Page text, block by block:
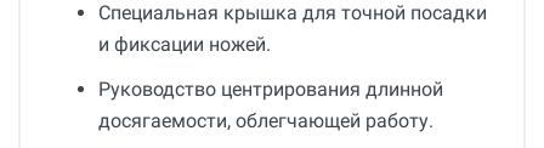
Специальная крышка для точной посадки
и фиксации ножей.
Руководство центрирования длинной
досягаемости, облегчающей работу.